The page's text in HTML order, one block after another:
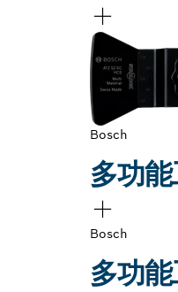
Bosch
多功
Bosch
多功